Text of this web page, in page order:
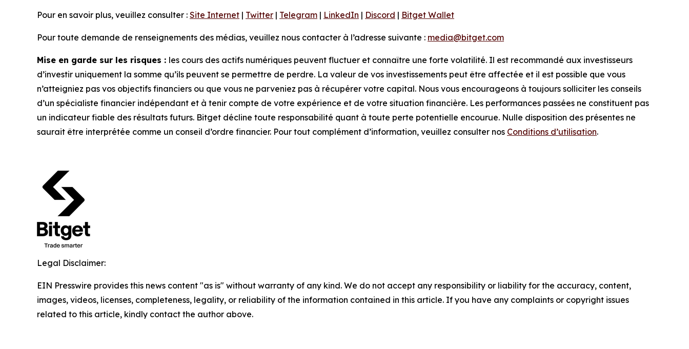
Pour en savoir plus, veuillez consulter : Site Internet | Twitter | Telegram | LinkedIn | Discord | Bitget Wallet
Pour toute demande de renseignements des médias, veuillez nous contacter à l’adresse suivante : media@bitget.com
Mise en garde sur les risques : les cours des actifs numériques peuvent fluctuer et connaître une forte volatilité. Il est recommandé aux investisseurs
d’investir uniquement la somme qu’ils peuvent se permettre de perdre. La valeur de vos investissements peut être affectée et il est possible que vous
n’atteigniez pas vos objectifs financiers ou que vous ne parveniez pas à récupérer votre capital. Nous vous encourageons à toujours solliciter les conseils
d’un spécialiste financier indépendant et à tenir compte de votre expérience et de votre situation financière. Les performances passées ne constituent pas
un indicateur fiable des résultats futurs. Bitget décline toute responsabilité quant à toute perte potentielle encourue. Nulle disposition des présentes ne
saurait être interprétée comme un conseil d’ordre financier. Pour tout complément d’information, veuillez consulter nos Conditions d’utilisation.
Legal Disclaimer:
EIN Presswire provides this news content "as is" without warranty of any kind. We do not accept any responsibility or liability for the accuracy, content,
images, videos, licenses, completeness, legality, or reliability of the information contained in this article. If you have any complaints or copyright issues
related to this article, kindly contact the author above.